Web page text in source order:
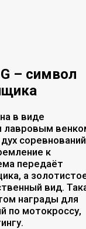
– символ
в виде
лавровым
к
передаёт
а
вид.
награды для
по мотокроссу,